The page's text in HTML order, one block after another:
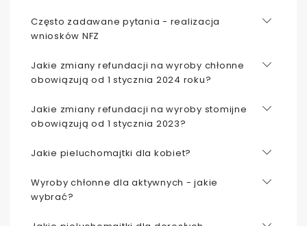
Często zadawane pytania - realizacja
wniosków NFZ
Jakie zmiany refundacji na wyroby chłonne
obowiązują od 1 stycznia 2024 roku?
Jakie zmiany refundacji na wyroby stomijne
obowiązują od 1 stycznia 2023?
Jakie pieluchomajtki dla kobiet?
Wyroby chłonne dla aktywnych - jakie
wybrać?